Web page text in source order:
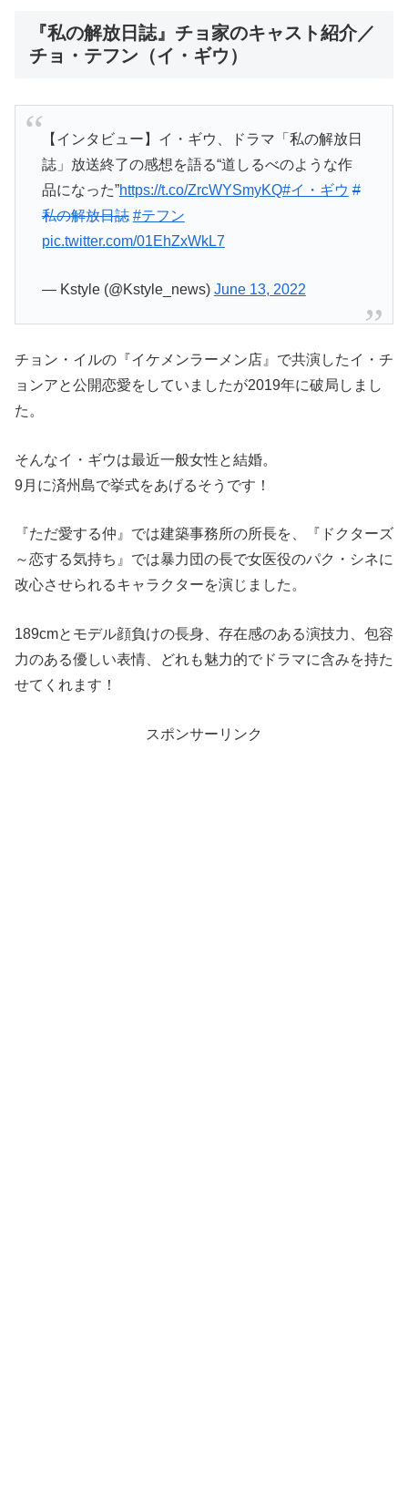
『私の解放日誌』チョ家のキャスト紹介／
チョ・テフン（イ・ギウ）
【インタビュー】イ・ギウ、ドラマ「私の解放日
誌」放送終了の感想を語る“道しるべのような作
品になった”https://t.co/ZrcWYSmyKQ#イ・ギウ #
私の解放日誌 #テフン
pic.twitter.com/01EhZxWkL7
— Kstyle (@Kstyle_news) June 13, 2022
チョン・イルの『イケメンラーメン店』で共演したイ・チ
ョンアと公開恋愛をしていましたが2019年に破局しまし
た。
そんなイ・ギウは最近一般女性と結婚。
9月に済州島で挙式をあげるそうです！
『ただ愛する仲』では建築事務所の所長を、『ドクターズ
～恋する気持ち』では暴力団の長で女医役のパク・シネに
改心させられるキャラクターを演じました。
189cmとモデル顔負けの長身、存在感のある演技力、包容
力のある優しい表情、どれも魅力的でドラマに含みを持た
せてくれます！
スポンサーリンク